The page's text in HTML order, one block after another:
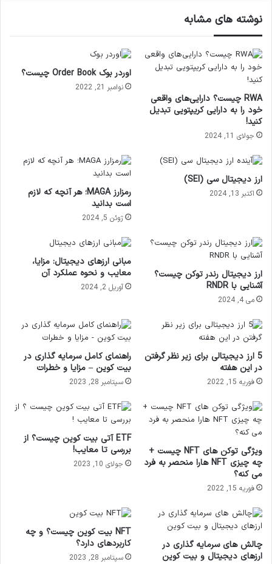
نوشته های مشابه
RWA چیست؟ دارایی‌های واقعی
خود را به دارایی کریپتویی تبدیل
کنید!
جولای 11, 2024
اوردر بوک Order Book چیست؟
نوامبر 21, 2022
ارز دیجیتال سی (SEI)
اکتبر 13, 2024
رمزارز MAGA؛ هر آنچه که لازم
است بدانید
ژوئن 5, 2024
ارز دیجیتال رندر توکن چیست؟
آشنایی با RNDR
می 4, 2024
مبانی ارزهای دیجیتال: مزایا،
معایب و نحوه عملکرد آن
آوریل 2, 2024
5 ارز دیجیتالی برای زیر نظر گرفتن
در این هفته
فوریه 15, 2022
راهنمای کامل سرمایه گذاری در
بیت کوین – مزایا و خطرات
سپتامبر 28, 2023
ویژگی توکن های NFT چیست +
چه چیزی NFT هارا منحصر به فرد
می کنه؟
فوریه 15, 2022
ETF آتی بیت کوین چیست؟ از
بررسی تا معایب!
جولای 10, 2023
چالش های سرمایه گذاری در
ارزهای دیجیتال و بیت کوین
NFT بیت کوین چیست؟ و چه
کاربردهای دارد؟
سپتامبر 28, 2023